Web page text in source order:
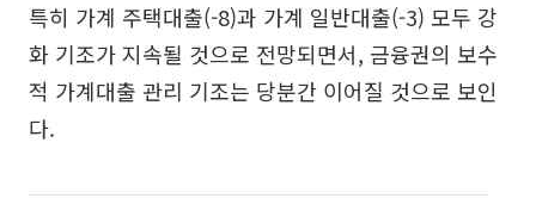
특히 가계 주택대출(-8)과 가계 일반대출(-3) 모두 강
화 기조가 지속될 것으로 전망되면서, 금융권의 보수
적 가계대출 관리 기조는 당분간 이어질 것으로 보인
다.